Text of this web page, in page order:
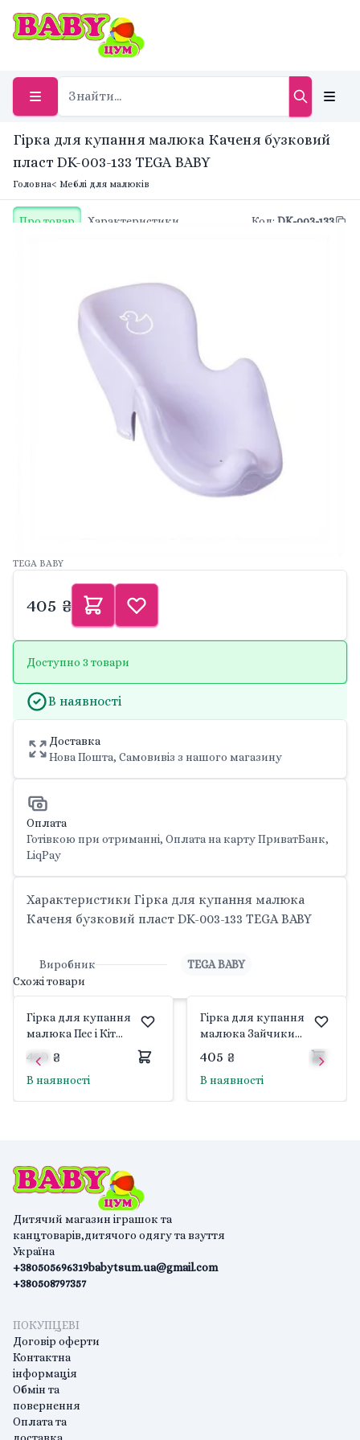
Гірка для купання малюка Каченя бузковий
пласт DK-003-133 TEGA BABY
Головна< Меблі для малюків
Про товар Характеристики Код: DK-003-133
TEGA BABY
405 ₴
Доступно 3 товари
В наявності
Доставка
Нова Пошта, Самовивіз з нашого магазину
Оплата
Готівкою при отриманні, Оплата на карту ПриватБанк,
LiqPay
Характеристики Гірка для купання малюка
Каченя бузковий пласт DK-003-133 TEGA BABY
Виробник
TEGA BABY
Схожі товари
Гірка для купання
малюка Пес і Кіт
блакитний пласт PK-
450 ₴
В наявності
Гірка для купання
малюка Зайчики
TEGA BABY
405 ₴
В наявності
Дитячий магазин іграшок та
канцтоварів,дитячого одягу та взуття
Україна
+380505696319
+380508797357
babytsum.ua@gmail.com
ПОКУПЦЕВІ
Договір оферти
Контактна
інформація
Обмін та
повернення
Оплата та